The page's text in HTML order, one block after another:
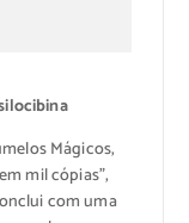
Mágicos,
mil cópias”,
com uma